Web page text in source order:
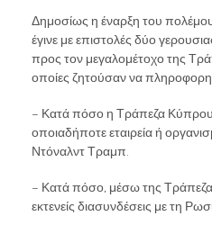
Δημοσίως η έναρξη του πολέμου
έγινε με επιστολές δύο
προς τον μεγαλομέτοχο της
οποίες ζητούσαν να
– Κατά πόσο η Τράπεζα Κύπρου
οποιαδήποτε εταιρεία ή
Ντόναλντ Τραμπ.
– Κατά πόσο, μέσω της
εκτενείς διασυνδέσεις με τη